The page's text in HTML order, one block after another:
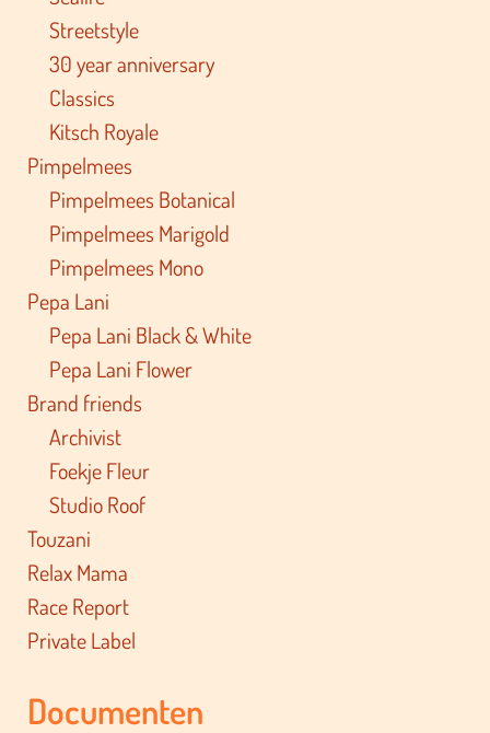
Streetstyle
30 year anniversary
Classics
Kitsch Royale
Pimpelmees
Pimpelmees Botanical
Pimpelmees Marigold
Pimpelmees Mono
Pepa Lani
Pepa Lani Black & White
Pepa Lani Flower
Brand friends
Archivist
Foekje Fleur
Studio Roof
Touzani
Relax Mama
Race Report
Private Label
Documenten